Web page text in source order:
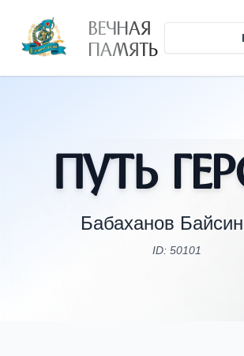
ВЕЧНАЯ
ПАМЯТЬ
Путь
Бабаханов
ID: 50101